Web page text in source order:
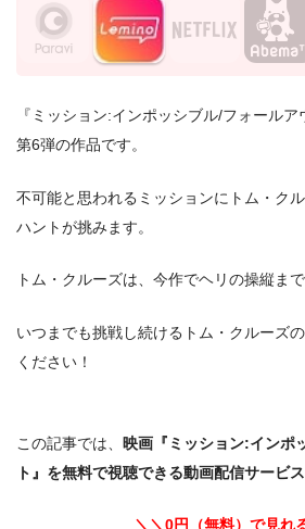
『ミッション:インポッシブル/フォール
第6弾の作品です。
不可能と思われるミッションにトム・ク
ハントが挑みます。
トム・クルーズは、今作でヘリの操縦ま
いつまでも挑戦し続けるトム・クルーズ
ください！
この記事では、 映画『ミッション:インポ
ト』を無料で視聴できる動画配信サービス
＼＼0円（無料）で見れ